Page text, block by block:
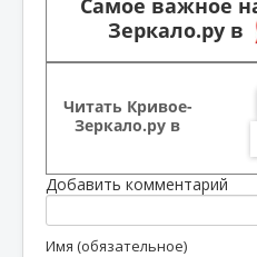
Самое важное
Зеркало.ру в
Читать Кривое-
Зеркало.ру в
Добавить комментарий
Имя (обязательное)